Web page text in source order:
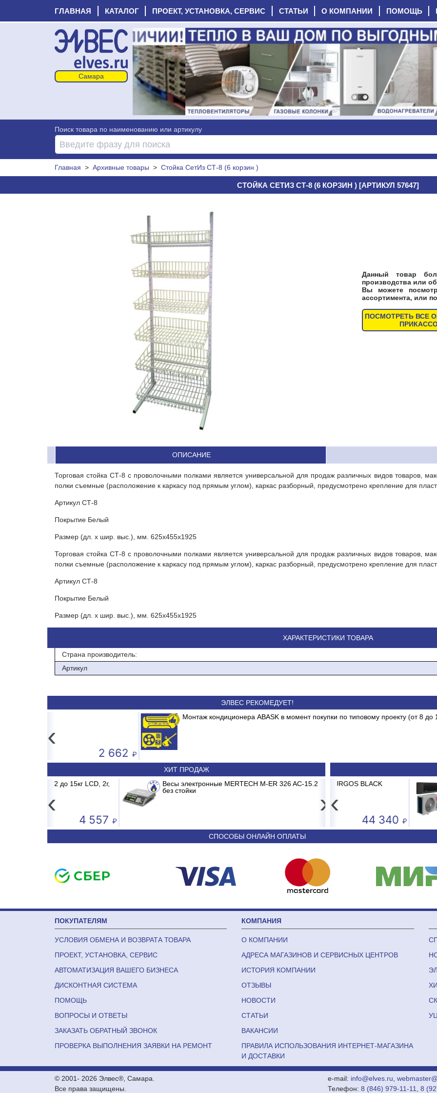
ГЛАВНАЯ КАТАЛОГ ПРОЕКТ, УСТАНОВКА, СЕРВИС СТАТЬИ О КОМПАНИИ ПОМОЩЬ
‹
Поиск товара по наименованию или артикулу
Главная > Архивные товары > Стойка СетИз СТ-8 (6 корзин )
СТОЙКА СЕТИЗ СТ-8 (6 КОРЗИН ) [АРТИКУЛ 57647]
в ваш дом по выгодной цене
Всегда в наличии промышленные
электронные весы для склада и
магазина!
Обеспечьте свое
сегодня. Торговые
ЭЛВЕС РЕКОМЕДУЕТ!
Монтаж кондиционера ABASK в момент покупки по типовому проекту (от 8 до 10 кВт, трасса до 3 м)
‹
ХИТ ПРОДАЖ
Весы электронные MERTECH M-ER 326 AC-15.2 до 15кг LCD, 2г,
без стойки
Принтер штрих-кода Poscenter
‹ ›
Сплит-система ABASK ABK-12 BRG/TC2/E1 BURGOS BLACK Сплит-
‹
СПОСОБЫ ОНЛАЙН ОПЛАТЫ
Данный товар
производства или
Вы можете
ассортимента, или
ПОСМОТРЕТЬ ВСЕ
ОПИСАНИЕ
Торговая стойка СТ-8 с проволочными полками является универсальной для продаж различных видов товаров,
полки съемные (расположение к каркасу под прямым углом), каркас разборный, предусмотрено крепление для
Артикул СТ-8
Покрытие Белый
Размер (дл. х шир. выс.), мм. 625x455х1925
Торговая стойка СТ-8 с проволочными полками является универсальной для продаж различных видов товаров,
полки съемные (расположение к каркасу под прямым углом), каркас разборный, предусмотрено крепление для
Артикул СТ-8
Покрытие Белый
Размер (дл. х шир. выс.), мм. 625x455х1925
ХАРАКТЕРИСТИКИ ТОВАРА
Страна производитель:
Артикул
ПОКУПАТЕЛЯМ
УСЛОВИЯ ОБМЕНА И ВОЗВРАТА ТОВАРА
ПРОЕКТ, УСТАНОВКА, СЕРВИС
АВТОМАТИЗАЦИЯ ВАШЕГО БИЗНЕСА
ДИСКОНТНАЯ СИСТЕМА
ПОМОЩЬ
ВОПРОСЫ И ОТВЕТЫ
ЗАКАЗАТЬ ОБРАТНЫЙ ЗВОНОК
ПРОВЕРКА ВЫПОЛНЕНИЯ ЗАЯВКИ НА РЕМОНТ
КОМПАНИЯ
О КОМПАНИИ
АДРЕСА МАГАЗИНОВ И СЕРВИСНЫХ ЦЕНТРОВ
ИСТОРИЯ КОМПАНИИ
ОТЗЫВЫ
НОВОСТИ
СТАТЬИ
ВАКАНСИИ
ПРАВИЛА ИСПОЛЬЗОВАНИЯ ИНТЕРНЕТ-МАГАЗИНА
И ДОСТАВКИ
© 2001- 2026 Элвес®, Самара.
Все права защищены.
e-mail: info@elves.ru,
Телефон: 8 (846) 979-11-11, 8